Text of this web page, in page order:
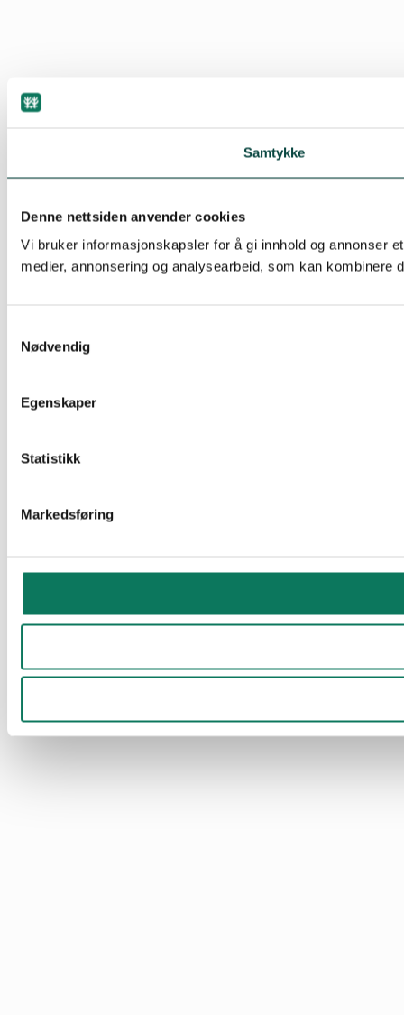
Samtykke
Denne nettsiden anvender cookies
Vi bruker informasjonskapsler for å gi innhold og annonser
medier, annonsering og analysearbeid, som kan
Nødvendig
Egenskaper
Statistikk
Markedsføring